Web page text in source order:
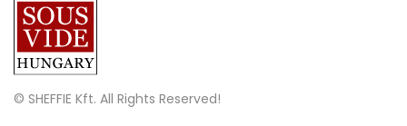
© SHEFFIE Kft. All Rights Reserved!